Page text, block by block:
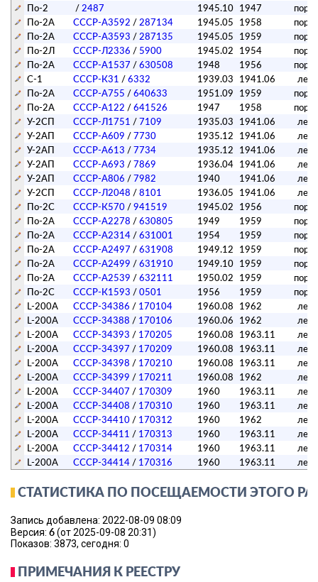
По-2
/2487 1945.10 1947
По-2А
СССР-А3592 /287134 1945.05 1958
По-2А
СССР-А3593 /287135 1945.05 1959
По-2Л
СССР-Л2336 / 5900 1945.02 1954
По-2А
СССР-А1537 /630508 1948 1956
С-1
СССР-К31 /6332 1939.03 1941.06
По-2А
СССР-А755 /640633 1951.09 1959
По-2А
СССР-А122 /641526 1947 1958
У-2СП
СССР-Л1751 /7109 1935.03 1941.06
У-2АП
СССР-А609 /7730 1935.12 1941.06
У-2АП
СССР-А613 /7734 1935.12 1941.06
У-2АП
СССР-А693 /7869 1936.04 1941.06
У-2АП
СССР-А806 /7982 1940 1941.06
У-2СП
СССР-Л2048 /8101 1936.05 1941.06
По-2C
СССР-К570 /941519 1945.02 1956
По-2А
СССР-А2278 /630805 1949 1959
По-2А
СССР-А2314 /631001 1954 1959
По-2А
СССР-А2497 /631908 1949.12 1959
По-2А
СССР-А2499 /631910 1949.10 1959
По-2А
СССР-А2539 /632111 1950.02 1959
По-2C
СССР-К1593 /0501 1956 1959
L-200A
СССР-34386 / 170104 1960.08 1962
L-200A
СССР-34388 / 170106 1960.06 1962
L-200A
СССР-34393 / 170205 1960.08 1963.11
L-200A
СССР-34397 / 170209 1960.08 1963.11
L-200A
СССР-34398 / 170210 1960.08 1963.11
L-200A
СССР-34399 / 170211 1960.08 1962
L-200A
СССР-34407 / 170309 1960 1963.11
L-200A
СССР-34408 / 170310 1960 1963.11
L-200A
СССР-34410 / 170312 1960 1962
L-200A
СССР-34411 / 170313 1960 1963.11
L-200A
СССР-34412 / 170314 1960 1963.11
L-200A
СССР-34414 / 170316 1960 1963.11
СТАТИСТИКА ПО ПОСЕЩАЕМОСТИ ЭТОГО
Запись добавлена: 2022-08-09 08:09
Версия: 6(от 2025-09-08 20:31)
Показов: 3873, сегодня: 0
ПРИМЕЧАНИЯ К РЕЕСТРУ